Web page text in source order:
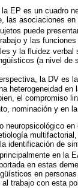
la EP es un cuadro
las asociaciones
puede
y las
y la fluidez verbal
(a nivel de
la DV es
heterogeneidad
el compromiso
nominación y en
neuropsicológico
identificación de
en la
en estas
en
al trabajo con esta